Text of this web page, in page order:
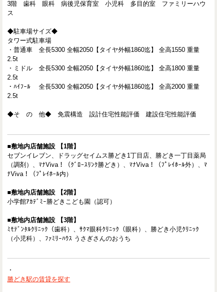
3階 歯科 眼科 病後児保育室 小児科 多目的室 ファミリーハウ
ス
◆駐車場サイズ◆
タワー式駐車場
・普通車 全長5300 全幅2050【タイヤ外幅1860迄】 全高1550 重量
2.5t
・ミドル 全長5300 全幅2050【タイヤ外幅1860迄】 全高1800 重量
2.5t
・ﾊｲﾌｰﾙ 全長5300 全幅2050【タイヤ外幅1860迄】 全高2000 重量
2.5t
◆そ の 他◆ 免震構造 設計住宅性能評価 建設住宅性能評価
■敷地内店舗施設 【1階】
セブンイレブン、ドラッグセイムス勝どき1丁目店、勝どき一丁目薬局
（調剤）、ﾏﾅViva！（ｸﾞﾛｰｽﾘﾝｸ勝どき）、ﾏﾅViva！（ﾌﾟﾚｲﾎｰﾙ外）、ﾏ
ﾅViva！（ﾌﾟﾚｲﾎｰﾙ内）
■敷地内店舗施設 【2階】
小学館ｱｶﾃﾞﾐｰ勝どきこども園（認可）
■敷地内店舗施設 【3階】
ﾐﾓﾃﾞﾝﾀﾙｸﾘﾆｯｸ（歯科）、ｻｸﾏ眼科ｸﾘﾆｯｸ（眼科）、勝どき小児ｸﾘﾆｯｸ
（小児科）、ﾌｧﾐﾘｰﾊｳｽ うさぎさんのおうち
・
勝どき駅の賃貸を探す